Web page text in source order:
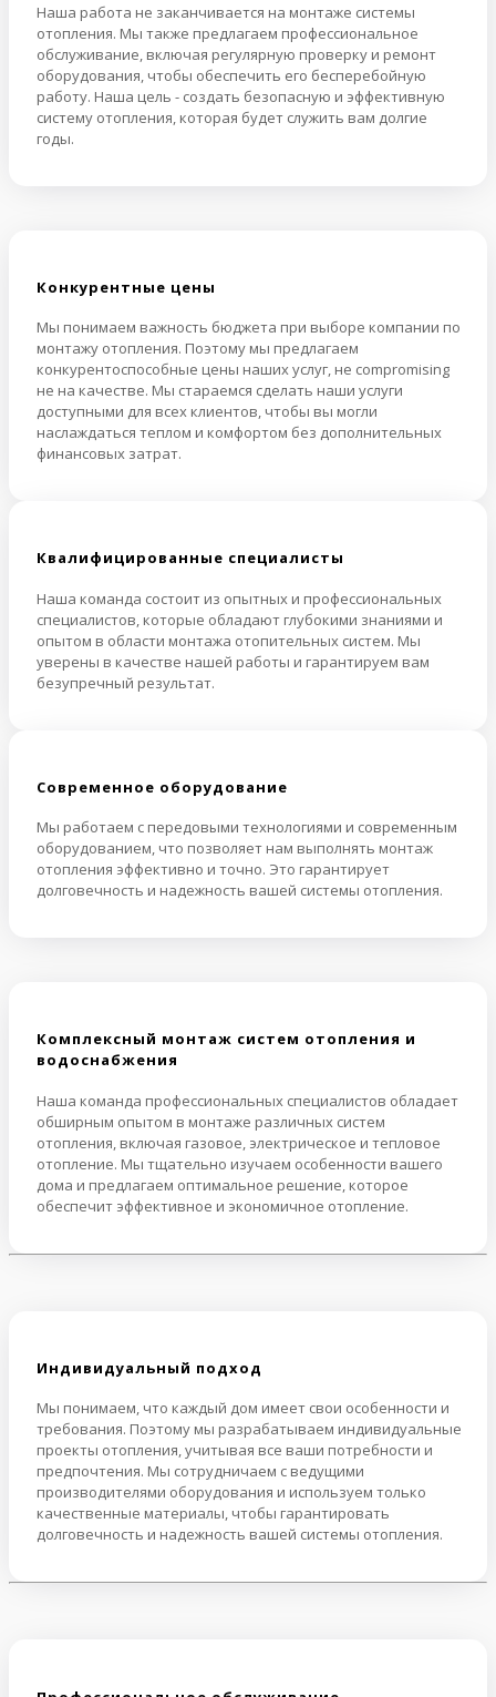
Наша работа не заканчивается на монтаже системы
отопления. Мы также предлагаем профессиональное
обслуживание, включая регулярную проверку и ремонт
оборудования, чтобы обеспечить его бесперебойную
работу. Наша цель - создать безопасную и эффективную
систему отопления, которая будет служить вам долгие
годы.
Конкурентные цены
Мы понимаем важность бюджета при выборе компании по
монтажу отопления. Поэтому мы предлагаем
конкурентоспособные цены наших услуг, не compromising
не на качестве. Мы стараемся сделать наши услуги
доступными для всех клиентов, чтобы вы могли
наслаждаться теплом и комфортом без дополнительных
финансовых затрат.
Квалифицированные специалисты
Наша команда состоит из опытных и профессиональных
специалистов, которые обладают глубокими знаниями и
опытом в области монтажа отопительных систем. Мы
уверены в качестве нашей работы и гарантируем вам
безупречный результат.
Cовременное оборудование
Мы работаем с передовыми технологиями и современным
оборудованием, что позволяет нам выполнять монтаж
отопления эффективно и точно. Это гарантирует
долговечность и надежность вашей системы отопления.
Комплексный монтаж систем отопления и
водоснабжения
Наша команда профессиональных специалистов обладает
обширным опытом в монтаже различных систем
отопления, включая газовое, электрическое и тепловое
отопление. Мы тщательно изучаем особенности вашего
дома и предлагаем оптимальное решение, которое
обеспечит эффективное и экономичное отопление.
Индивидуальный подход
Мы понимаем, что каждый дом имеет свои особенности и
требования. Поэтому мы разрабатываем индивидуальные
проекты отопления, учитывая все ваши потребности и
предпочтения. Мы сотрудничаем с ведущими
производителями оборудования и используем только
качественные материалы, чтобы гарантировать
долговечность и надежность вашей системы отопления.